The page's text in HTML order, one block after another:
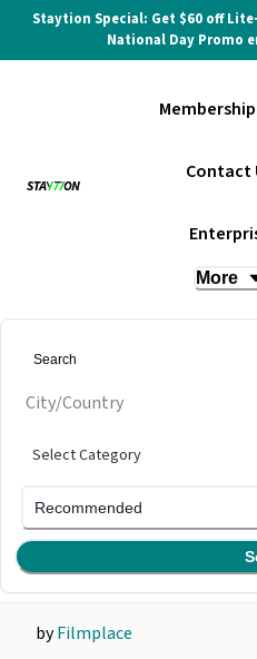
Staytion Special: Get $60 off
National Day Promo
Contact
More
City/Country
Select Category
Recommended
Filmplace @
문화예술공간
byFilmplace